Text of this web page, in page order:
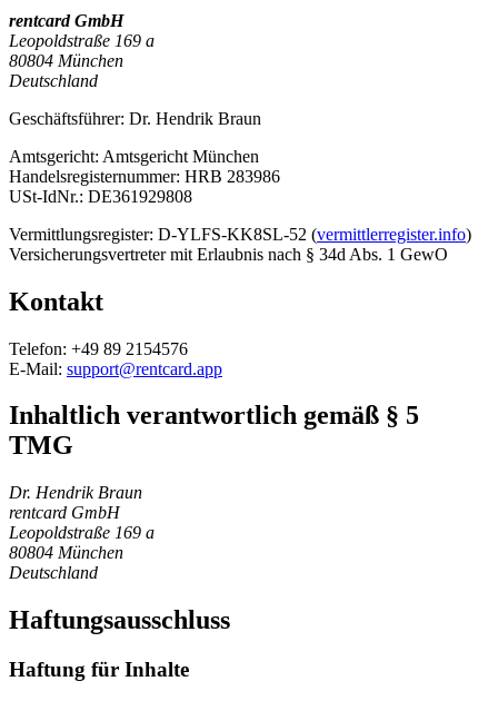
rentcard GmbH
Leopoldstraße 169 a
80804 München
Deutschland
Geschäftsführer: Dr. Hendrik Braun
Amtsgericht: Amtsgericht München
Handelsregisternummer: HRB 283986
USt-IdNr.: DE361929808
Vermittlungsregister: D-YLFS-KK8SL-52 (vermittlerregister.info)
Versicherungsvertreter mit Erlaubnis nach § 34d Abs. 1 GewO
Kontakt
Telefon: +49 89 2154576
E-Mail: support@rentcard.app
Inhaltlich verantwortlich gemäß § 5
TMG
Dr. Hendrik Braun
rentcard GmbH
Leopoldstraße 169 a
80804 München
Deutschland
Haftungsausschluss
Haftung für Inhalte